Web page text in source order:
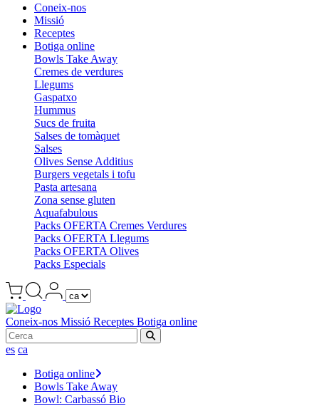
Coneix-nos
Missió
Receptes
Botiga online
Bowls Take Away
Cremes de verdures
Llegums
Gaspatxo
Hummus
Sucs de fruita
Salses de tomàquet
Salses
Olives Sense Additius
Burgers vegetals i tofu
Pasta artesana
Zona sense gluten
Aquafabulous
Packs OFERTA Cremes Verdures
Packs OFERTA Llegums
Packs OFERTA Olives
Packs Especials
Coneix-nos Missió Receptes Botiga online
es ca
Botiga online
Bowls Take Away
Bowl: Carbassó Bio